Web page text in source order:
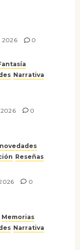
2026 0
Narrativa
2026 0
Reseñas
0
Memorias
Narrativa